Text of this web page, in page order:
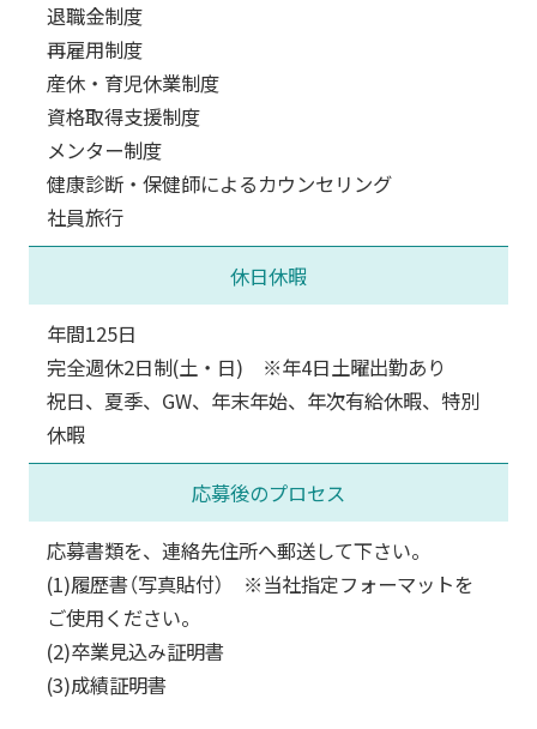
退職金制度
再雇用制度
産休・育児休業制度
資格取得支援制度
メンター制度
健康診断・保健師によるカウンセリング
社員旅行
休日休暇
年間125日
完全週休2日制(土・日) ※年4日土曜出勤あり
祝日、夏季、GW、年末年始、年次有給休暇、特別
休暇
応募後のプロセス
応募書類を、連絡先住所へ郵送して下さい。
(1)履歴書（写真貼付） ※当社指定フォーマットを
ご使用ください。
(2)卒業見込み証明書
(3)成績証明書